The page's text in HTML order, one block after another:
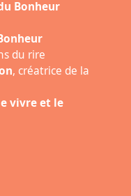
Bonheur
du rire
, créatrice de la
vivre et le